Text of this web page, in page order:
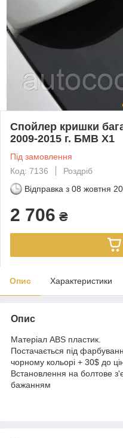
Спойлер кришки
2009-2015 г. БМВ Х1
Під замовлення
Код: 7136
Роздріб
Відправка з 08 жовтня
2 706 ₴
Опис Характеристики
Опис
Матеріал ABS пластик.
Постачається під
чорному кольорі + 30$ до
Встановлення на болтове
бажанням